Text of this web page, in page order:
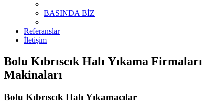
BASINDA BİZ
Referanslar
İletişim
Bolu Kıbrıscık Halı Yıkama Firmaları
Makinaları
Bolu Kıbrıscık Halı Yıkamacılar